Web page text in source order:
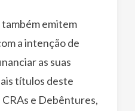
emitem
a intenção de
as suas
títulos deste
CRAs e Debêntures,